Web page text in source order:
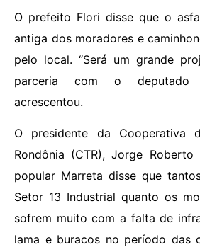
O prefeito Flori disse que o
antiga dos moradores e
pelo local. “Será um grande
parceria com o deputado
acrescentou.
O presidente da Cooperativa
Rondônia (CTR), Jorge
popular Marreta disse que
Setor 13 Industrial quanto os
sofrem muito com a falta de
lama e buracos no período das